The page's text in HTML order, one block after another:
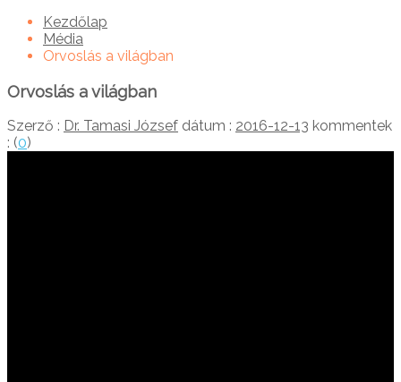
Kezdőlap
Média
Orvoslás a világban
Orvoslás a világban
Szerző : Dr. Tamasi József dátum : 2016-12-13 kommentek
: (0)